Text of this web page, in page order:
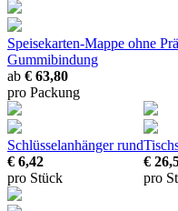
Speisekarten-Mappe ohne
Gummibindung
ab € 63,80
pro Packung
Schlüsselanhänger rund
€ 6,42
pro Stück
€
pro